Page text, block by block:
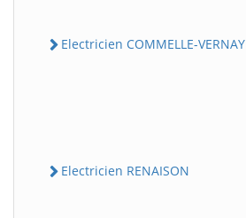
Electricien COMMELLE-VERNAY
Electricien RENAISON